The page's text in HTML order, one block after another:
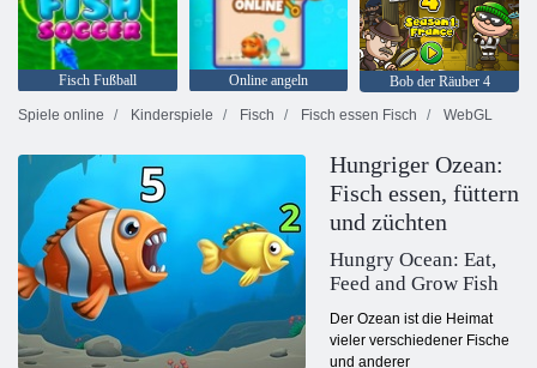
Fisch Fußball Online angeln
Bob der Räuber 4
Spiele online
Kinderspiele Fisch Fisch essen Fisch WebGL
Hungriger Ozean:
Fisch essen, füttern
und züchten
Hungry Ocean: Eat,
Feed and Grow Fish
Der Ozean ist die Heimat
vieler verschiedener Fische
und anderer